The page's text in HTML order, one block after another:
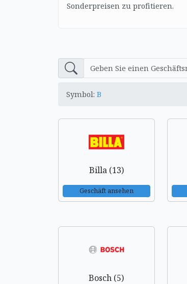
Sonderpreisen zu profitieren.
Symbol: B
Billa (13)
Geschäft ansehen
Bosch (5)